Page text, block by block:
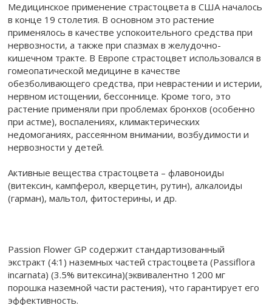
Медицинское применение страстоцвета в США началось
в конце 19 столетия. В основном это растение
применялось в качестве успокоительного средства при
нервозности, а также при спазмах в желудочно-
кишечном тракте. В Европе страстоцвет использовался в
гомеопатической медицине в качестве
обезболивающего средства, при неврастении и истерии,
нервном истощении, бессоннице. Кроме того, это
растение применяли при проблемах бронхов (особенно
при астме), воспалениях, климактерических
недомоганиях, рассеянном внимании, возбудимости и
нервозности у детей.
Активные вещества страстоцвета – флавоноиды
(витексин, кампферол, кверцетин, рутин), алкалоиды
(гарман), мальтол, фитостерины, и др.
Passion Flower GP содержит стандартизованный
экстракт (4:1) наземных частей страстоцвета (Passiflora
incarnata) (3.5% витексина)(эквивалентно 1200 мг
порошка наземной части растения), что гарантирует его
эффективность.